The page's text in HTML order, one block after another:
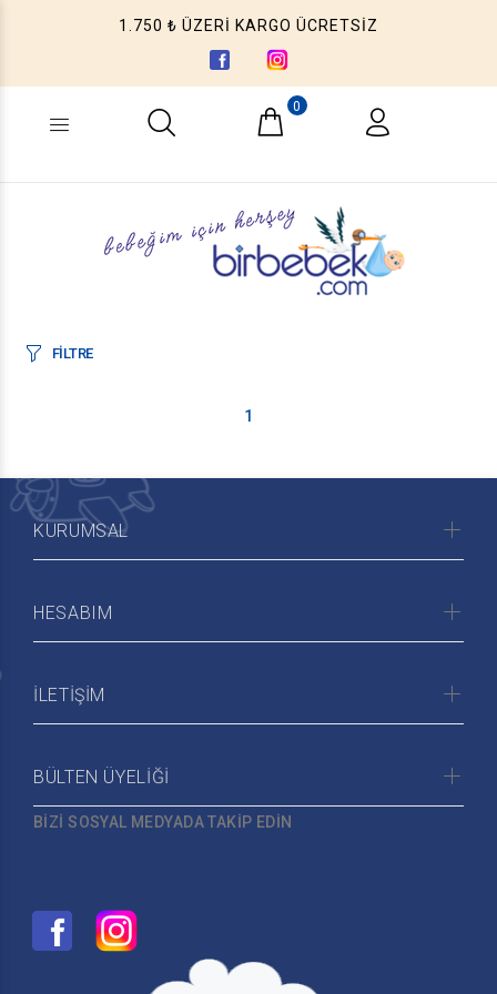
1.750 ₺ ÜZERİ KARGO ÜCRETSİZ
Ne aramıştınız? (Ürün, Kategori ...)
0
FİLTRE
1
KURUMSAL
HESABIM
İLETİŞİM
BÜLTEN ÜYELİĞİ
BİZİ SOSYAL MEDYADA TAKİP EDİN